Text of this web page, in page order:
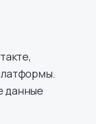
данные